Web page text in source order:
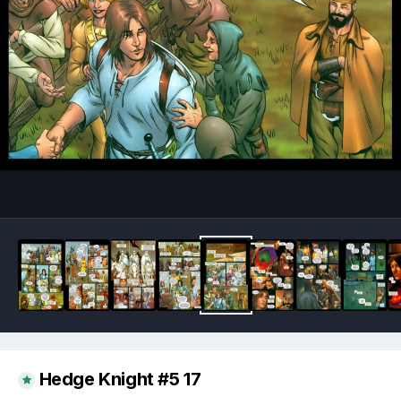
Hedge Knight #5 17